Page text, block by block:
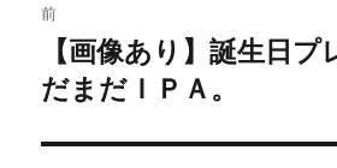
稿
ナ
ビ
前
去
投
【画像あり】誕生日
だまだＩＰＡ。